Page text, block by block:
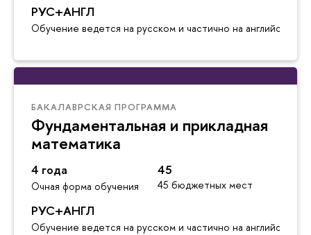
РУС+АНГЛ
Обучение ведется на русском и частично на английском
БАКАЛАВРСКАЯ ПРОГРАММА
Фундаментальная и прикладная
математика
4 года
Очная форма обучения
45
45 бюджетных мест
РУС+АНГЛ
Обучение ведется на русском и частично на английском